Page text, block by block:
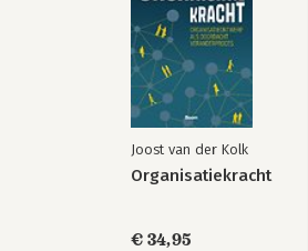
Joost van der Kolk
Organisatiekracht
€ 34,95